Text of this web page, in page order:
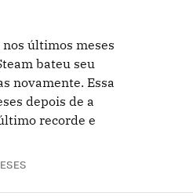
últimos meses
bateu seu
novamente. Essa
depois de a
recorde e